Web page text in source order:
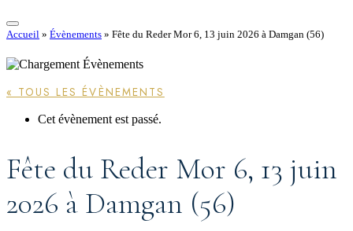
Accueil » Évènements » Fête du Reder Mor 6, 13 juin 2026 à Damgan (56)
« TOUS LES ÉVÈNEMENTS
Cet évènement est passé.
Fête du Reder Mor 6, 13 juin
2026 à Damgan (56)